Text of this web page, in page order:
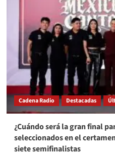
Cadena Radio Destacadas
¿Cuándo será la gran final
seleccionados en el
siete semifinalistas